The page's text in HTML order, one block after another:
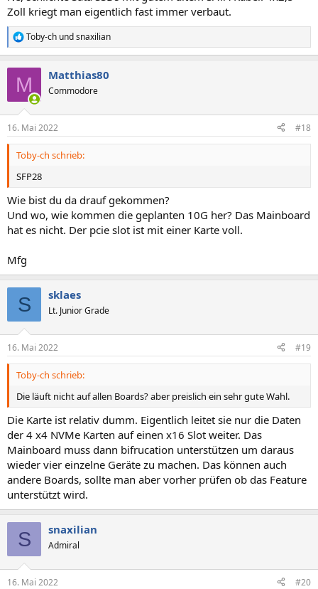
Zoll kriegt man eigentlich fast immer verbaut.
R
e
e
n
Toby-ch undsnaxilian
M Matthias80
Commodore
16. Mai 2022 #18
Toby-ch schrieb:
SFP28
Wie bist du da drauf gekommen?
Und wo, wie kommen die geplanten 10G her? Das Mainboard
hat es nicht. Der pcie slot ist mit einer Karte voll.
Mfg
S sklaes
Lt. Junior Grade
16. Mai 2022 #19
Toby-ch schrieb:
Die läuft nicht auf allen Boards? aber preislich ein sehr gute Wahl.
Die Karte ist relativ dumm. Eigentlich leitet sie nur die Daten
der 4 x4 NVMe Karten auf einen x16 Slot weiter. Das
Mainboard muss dann bifrucation unterstützen um daraus
wieder vier einzelne Geräte zu machen. Das können auch
andere Boards, sollte man aber vorher prüfen ob das Feature
unterstützt wird.
S snaxilian
Admiral
16. Mai 2022 #20